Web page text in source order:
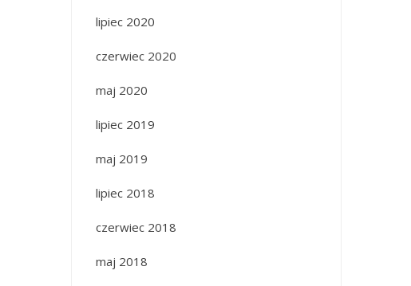
lipiec 2020
czerwiec 2020
maj 2020
lipiec 2019
maj 2019
lipiec 2018
czerwiec 2018
maj 2018